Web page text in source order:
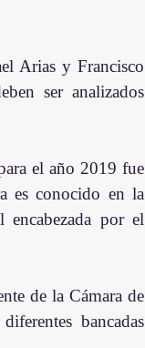
Arias y Francisco
ser analizados
el año 2019 fue
es conocido en la
por el
de la Cámara de
bancadas